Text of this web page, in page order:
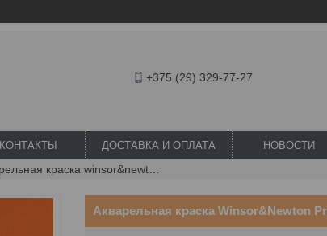
+375 (29) 329-77-27
КОНТАКТЫ ДОСТАВКА И ОПЛАТА НОВОСТИ
Акварельная краска Winsor&Newton